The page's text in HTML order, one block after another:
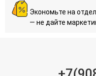
Экономьте на
— не дайте